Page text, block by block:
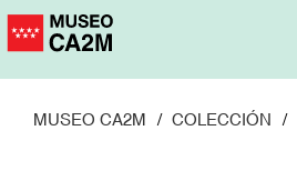
Pasar
MUSEO CA2M COLECCIÓN